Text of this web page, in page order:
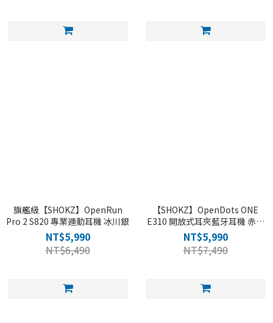
旗艦級【SHOKZ】OpenRun
Pro 2 S820 專業運動耳機 冰川銀
NT$5,990
NT$6,490
【SHOKZ】OpenDots ONE
E310 開放式耳夾藍牙耳機 赤霞
紅
NT$5,990
NT$7,490